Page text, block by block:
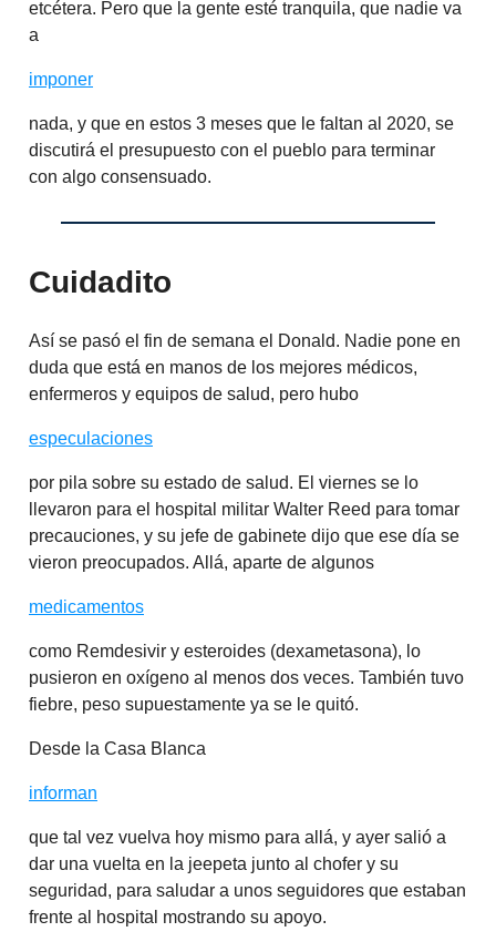
etcétera. Pero que la gente esté tranquila, que nadie va
a
imponer
nada, y que en estos 3 meses que le faltan al 2020, se
discutirá el presupuesto con el pueblo para terminar
con algo consensuado.
Cuidadito
Así se pasó el fin de semana el Donald. Nadie pone en
duda que está en manos de los mejores médicos,
enfermeros y equipos de salud, pero hubo
especulaciones
por pila sobre su estado de salud. El viernes se lo
llevaron para el hospital militar Walter Reed para tomar
precauciones, y su jefe de gabinete dijo que ese día se
vieron preocupados. Allá, aparte de algunos
medicamentos
como Remdesivir y esteroides (dexametasona), lo
pusieron en oxígeno al menos dos veces. También tuvo
fiebre, peso supuestamente ya se le quitó.
Desde la Casa Blanca
informan
que tal vez vuelva hoy mismo para allá, y ayer salió a
dar una vuelta en la jeepeta junto al chofer y su
seguridad, para saludar a unos seguidores que estaban
frente al hospital mostrando su apoyo.